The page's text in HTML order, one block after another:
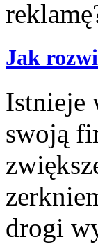
Jak
Istnieje
swoją
drogi